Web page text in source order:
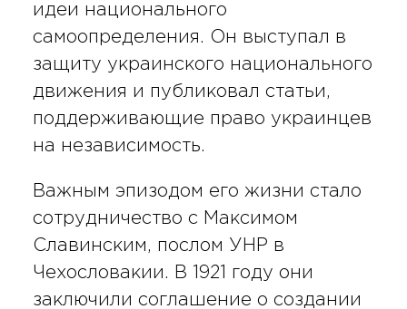
идеи национального
самоопределения. Он выступал в
защиту украинского национального
движения и публиковал статьи,
поддерживающие право украинцев
на независимость.
Важным эпизодом его жизни стало
сотрудничество с Максимом
Славинским, послом УНР в
Чехословакии. В 1921 году они
заключили соглашение о создании